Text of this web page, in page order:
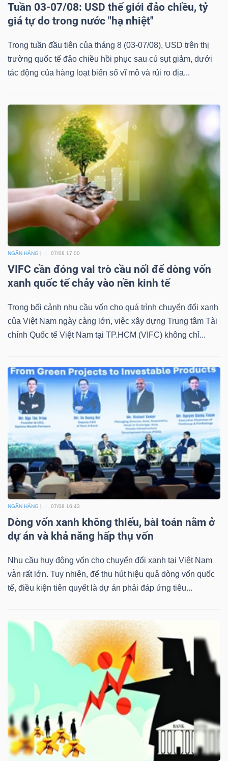
Tuần 03-07/08: USD thế giới đảo chiều, tỷ
giá tự do trong nước "hạ nhiệt"
Trong tuần đầu tiên của tháng 8 (03-07/08), USD trên thị
trường quốc tế đảo chiều hồi phục sau cú sụt giảm, dưới
tác động của hàng loạt biến số vĩ mô và rủi ro địa...
NGÂN HÀNG 07/08 17:00
VIFC cần đóng vai trò cầu nối để dòng vốn
xanh quốc tế chảy vào nền kinh tế
Trong bối cảnh nhu cầu vốn cho quá trình chuyển đổi xanh
của Việt Nam ngày càng lớn, việc xây dựng Trung tâm Tài
chính Quốc tế Việt Nam tại TP.HCM (VIFC) không chỉ...
NGÂN HÀNG 07/08 16:43
Dòng vốn xanh không thiếu, bài toán nằm ở
dự án và khả năng hấp thụ vốn
Nhu cầu huy động vốn cho chuyển đổi xanh tại Việt Nam
vẫn rất lớn. Tuy nhiên, để thu hút hiệu quả dòng vốn quốc
tế, điều kiện tiên quyết là dự án phải đáp ứng tiêu...
tích
(-)
Thuật
ngữ
Dịch
(-)
Đào
tạo
Sách
tài
Công
cụ
đầu
Truyền
thông
tài
Dữ
liệu
chính